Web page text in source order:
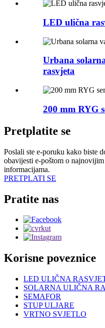
LED ulična
Urbana
rasvjeta
200 mm RYG
Pretplatite se
Poslali ste e-poruku kako biste
obavijesti e-poštom o
informacijama.
PRETPLATI SE
Pratite nas
Korisne poveznice
LED ULIČNA
SOLARNA ULIČNA
SEMAFOR
STUP ULJARE
VRTNO SVJETLO